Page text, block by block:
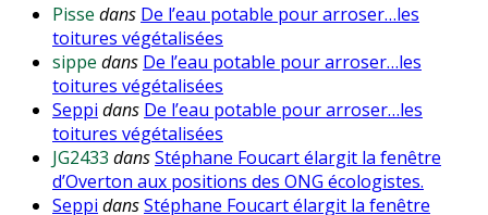
Pisse dans De l’eau potable pour arroser…les
toitures végétalisées
sippe dans De l’eau potable pour arroser…les
toitures végétalisées
Seppi dans De l’eau potable pour arroser…les
toitures végétalisées
JG2433 dansStéphane Foucart élargit la fenêtre
d’Overton aux positions des ONG écologistes.
Seppi dansStéphane Foucart élargit la fenêtre